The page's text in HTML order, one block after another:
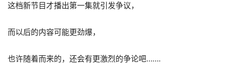
这档新节目才播出第一集就引发争议，
而以后的内容可能更劲爆，
也许随着而来的，还会有更激烈的争论吧…….